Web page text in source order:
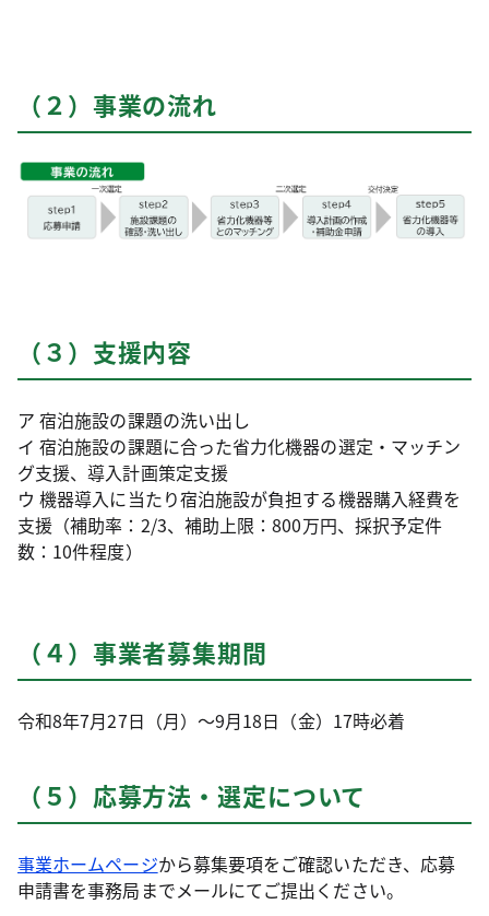
（２）事業の流れ
（３）支援内容
ア 宿泊施設の課題の洗い出し
イ 宿泊施設の課題に合った省力化機器の選定・マッチン
グ支援、導入計画策定支援
ウ 機器導入に当たり宿泊施設が負担する機器購入経費を
支援（補助率：2/3、補助上限：800万円、採択予定件
数：10件程度）
（４）事業者募集期間
令和8年7月27日（月）～9月18日（金）17時必着
（５）応募方法・選定について
事業ホームページから募集要項をご確認いただき、応募
申請書を事務局までメールにてご提出ください。